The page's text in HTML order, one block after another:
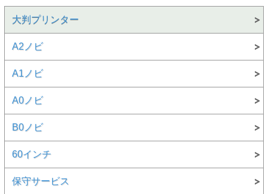
大判プリンター
A2ノビ
A1ノビ
A0ノビ
B0ノビ
60インチ
保守サービス